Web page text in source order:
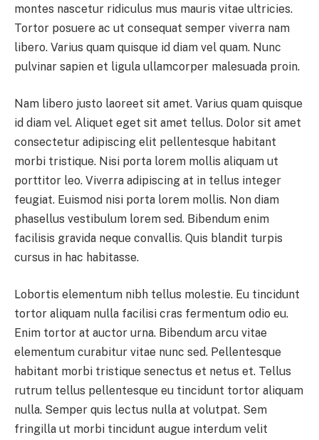
montes nascetur ridiculus mus mauris vitae ultricies.
Tortor posuere ac ut consequat semper viverra nam
libero. Varius quam quisque id diam vel quam. Nunc
pulvinar sapien et ligula ullamcorper malesuada proin.
Nam libero justo laoreet sit amet. Varius quam quisque
id diam vel. Aliquet eget sit amet tellus. Dolor sit amet
consectetur adipiscing elit pellentesque habitant
morbi tristique. Nisi porta lorem mollis aliquam ut
porttitor leo. Viverra adipiscing at in tellus integer
feugiat. Euismod nisi porta lorem mollis. Non diam
phasellus vestibulum lorem sed. Bibendum enim
facilisis gravida neque convallis. Quis blandit turpis
cursus in hac habitasse.
Lobortis elementum nibh tellus molestie. Eu tincidunt
tortor aliquam nulla facilisi cras fermentum odio eu.
Enim tortor at auctor urna. Bibendum arcu vitae
elementum curabitur vitae nunc sed. Pellentesque
habitant morbi tristique senectus et netus et. Tellus
rutrum tellus pellentesque eu tincidunt tortor aliquam
nulla. Semper quis lectus nulla at volutpat. Sem
fringilla ut morbi tincidunt augue interdum velit